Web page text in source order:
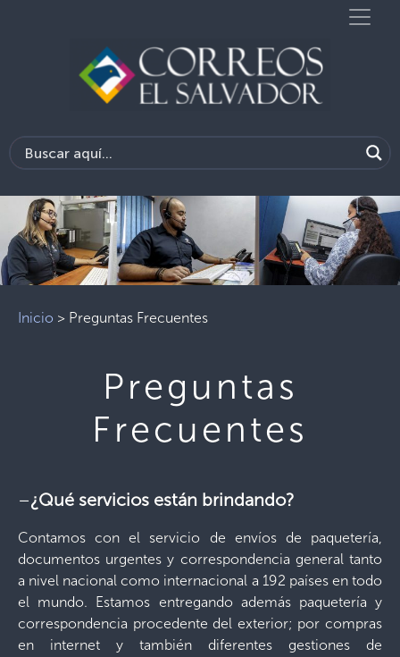
Inicio > Preguntas Frecuentes
Preguntas
Frecuentes
–¿Qué servicios están brindando?
Contamos con el servicio de envíos de paquetería,
documentos urgentes y correspondencia general tanto
a nivel nacional como internacional a 192 países en todo
el mundo. Estamos entregando además paquetería y
correspondencia procedente del exterior; por compras
en internet y también diferentes gestiones de